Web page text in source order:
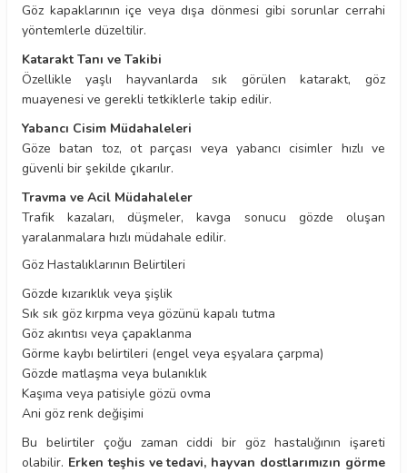
Göz kapaklarının içe veya dışa dönmesi gibi sorunlar cerrahi
yöntemlerle düzeltilir.
Katarakt Tanı ve Takibi
Özellikle yaşlı hayvanlarda sık görülen katarakt, göz
muayenesi ve gerekli tetkiklerle takip edilir.
Yabancı Cisim Müdahaleleri
Göze batan toz, ot parçası veya yabancı cisimler hızlı ve
güvenli bir şekilde çıkarılır.
Travma ve Acil Müdahaleler
Trafik kazaları, düşmeler, kavga sonucu gözde oluşan
yaralanmalara hızlı müdahale edilir.
Göz Hastalıklarının Belirtileri
Gözde kızarıklık veya şişlik
Sık sık göz kırpma veya gözünü kapalı tutma
Göz akıntısı veya çapaklanma
Görme kaybı belirtileri (engel veya eşyalara çarpma)
Gözde matlaşma veya bulanıklık
Kaşıma veya patisiyle gözü ovma
Ani göz renk değişimi
Bu belirtiler çoğu zaman ciddi bir göz hastalığının işareti
olabilir. Erken teşhis ve tedavi, hayvan dostlarımızın görme